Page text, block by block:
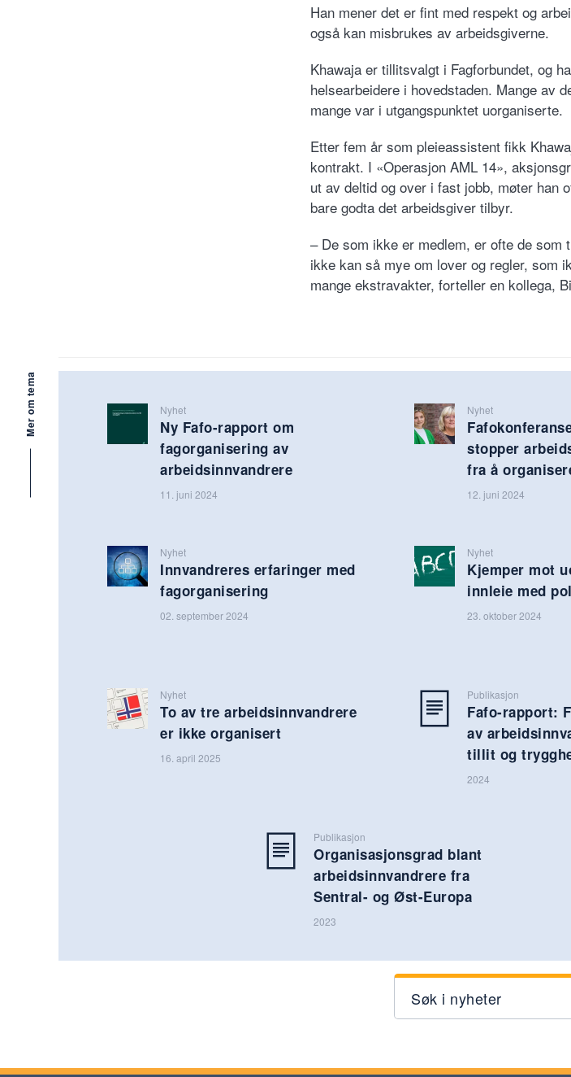
Han mener det er fint med respekt og
også kan misbrukes av arbeidsgiverne.
Khawaja er tillitsvalgt i Fagforbundet, og
helsearbeidere i hovedstaden. Mange av
mange var i utgangspunktet uorganiserte.
Etter fem år som pleieassistent fikk
kontrakt. I «Operasjon AML 14»,
ut av deltid og over i fast jobb, møter han
bare godta det arbeidsgiver tilbyr.
– De som ikke er medlem, er ofte de som
ikke kan så mye om lover og regler, som
mange ekstravakter, forteller en kollega,
Nyhet
Ny Fafo-rapport om
fagorganisering av
arbeidsinnvandrere
11. juni 2024
Nyhet
stopper
fra å
12. juni 2024
Nyhet
Innvandreres erfaringer med
fagorganisering
02. september 2024
Nyhet
Kjemper mot
innleie med
23. oktober 2024
Nyhet
To av tre arbeidsinnvandrere
er ikke organisert
16. april 2025
Publikasjon
Fafo-rapport:
av
tillit og
2024
Publikasjon
Organisasjonsgrad blant
arbeidsinnvandrere fra
Sentral- og Øst-Europa
2023
Mer om tema
Søk i nyheter